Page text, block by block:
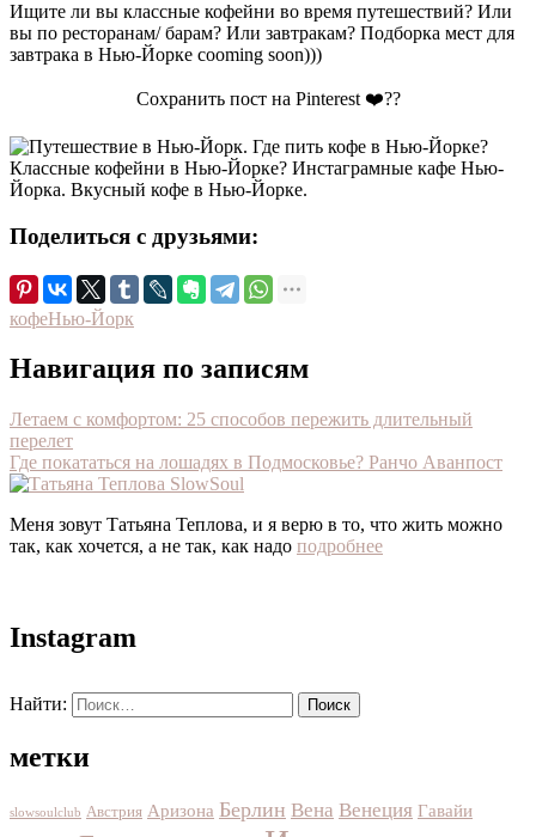
Ищите ли вы классные кофейни во время путешествий? Или
вы по ресторанам/ барам? Или завтракам? Подборка мест для
завтрака в Нью-Йорке cooming soon)))
Сохранить пост на Pinterest ❤️??
Поделиться с друзьями:
кофеНью-Йорк
Навигация по записям
Летаем с комфортом: 25 способов пережить длительный
перелет
Где покататься на лошадях в Подмосковье? Ранчо Аванпост
Меня зовут Татьяна Теплова, и я верю в то, что жить можно
так, как хочется, а не так, как надо подробнее
Instagram
Найти:
метки
slowsoulclub Австрия Аризона Берлин Вена Венеция Гавайи